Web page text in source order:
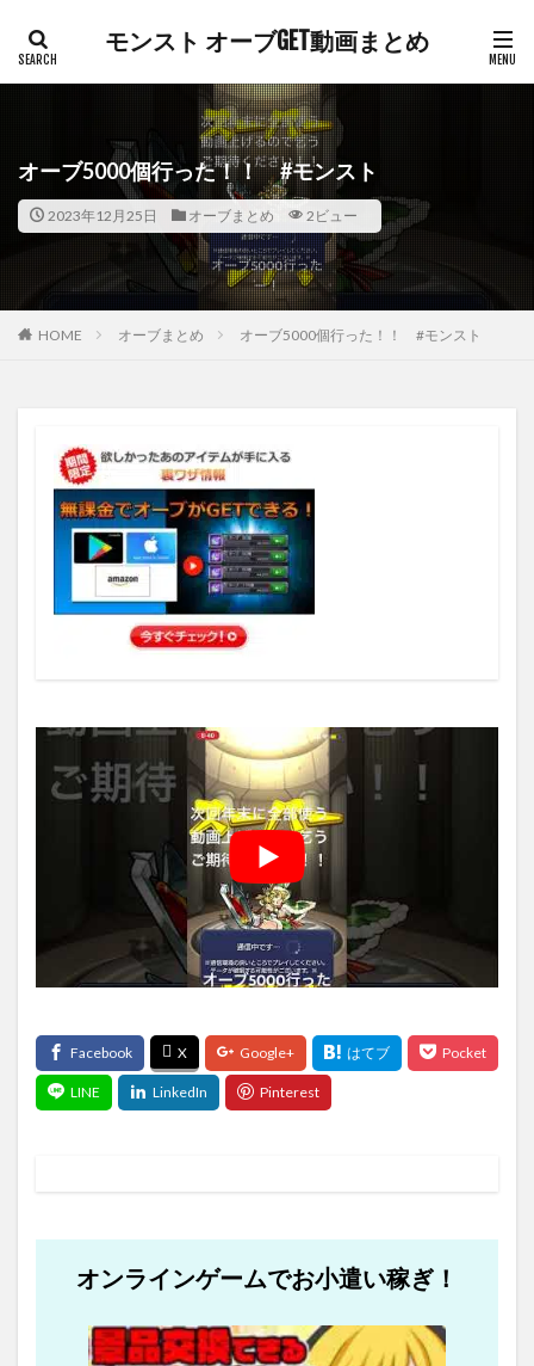
モンスト オーブGET動画まとめ
オーブ5000個行った！！ #モンスト
2023年12月25日 オーブまとめ 2ビュー
HOME オーブまとめ オーブ5000個行った！！ #モンスト
オンラインゲームでお小遣い稼ぎ！